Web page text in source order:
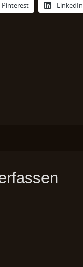
Pinterest LinkedIn